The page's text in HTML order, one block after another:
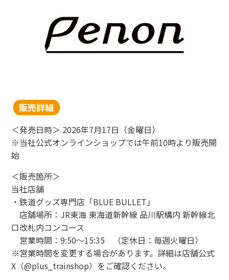
販売詳細
＜発売日時＞ 2026年7月17日（金曜日）
※当社公式オンラインショップでは午前10時より販売開
始
＜販売箇所＞
当社店舗
・鉄道グッズ専門店「BLUE BULLET」
店舗場所：JR東海 東海道新幹線 品川駅構内 新幹線北
口改札内コンコース
営業時間：9:50～15:35 （定休日：毎週火曜日）
※営業時間を変更する場合があります。詳細は店舗公式
X（@plus_trainshop）をご確認ください。